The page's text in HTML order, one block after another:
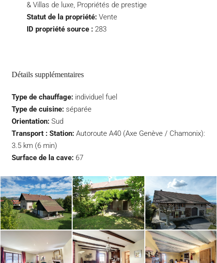
& Villas de luxe, Propriétés de prestige
Statut de la propriété: Vente
ID propriété source : 283
Détails supplémentaires
Type de chauffage: individuel fuel
Type de cuisine: séparée
Orientation: Sud
Transport : Station: Autoroute A40 (Axe Genève / Chamonix):
3.5 km (6 min)
Surface de la cave: 67